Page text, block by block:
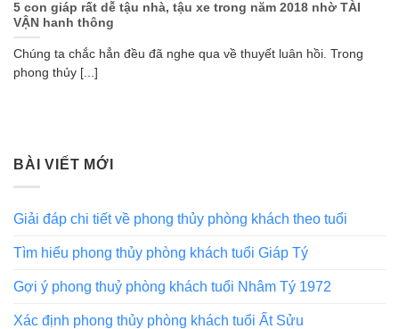
5 con giáp rất dễ tậu nhà, tậu xe trong năm 2018 nhờ TÀI
VẬN hanh thông
Chúng ta chắc hẳn đều đã nghe qua về thuyết luân hồi. Trong
phong thủy [...]
BÀI VIẾT MỚI
Giải đáp chi tiết về phong thủy phòng khách theo tuổi
Tìm hiểu phong thủy phòng khách tuổi Giáp Tý
Gợi ý phong thuỷ phòng khách tuổi Nhâm Tý 1972
Xác định phong thủy phòng khách tuổi Ất Sửu